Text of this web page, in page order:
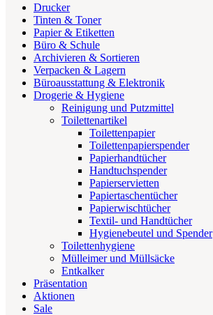
Drucker
Tinten & Toner
Papier & Etiketten
Büro & Schule
Archivieren & Sortieren
Verpacken & Lagern
Büroausstattung & Elektronik
Drogerie & Hygiene
Reinigung und Putzmittel
Toilettenartikel
Toilettenpapier
Toilettenpapierspender
Papierhandtücher
Handtuchspender
Papierservietten
Papiertaschentücher
Papierwischtücher
Textil- und Handtücher
Hygienebeutel und Spender
Toilettenhygiene
Mülleimer und Müllsäcke
Entkalker
Präsentation
Aktionen
Sale